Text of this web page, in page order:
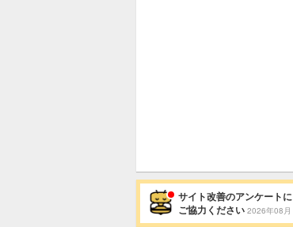
サイト改善のアンケートに
ご協力ください 2026年08月